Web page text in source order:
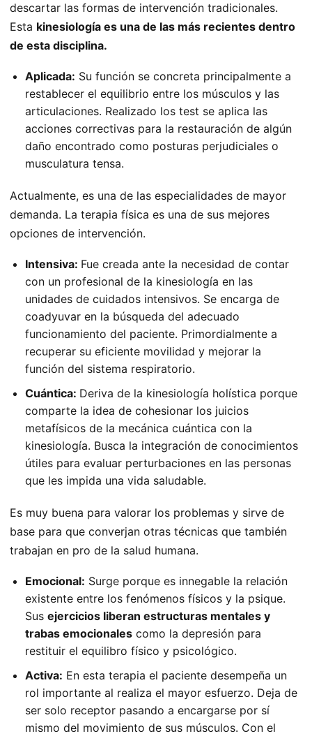
descartar las formas de intervención tradicionales.
Esta kinesiología es una de las más recientes dentro
de esta disciplina.
Aplicada: Su función se concreta principalmente a
restablecer el equilibrio entre los músculos y las
articulaciones. Realizado los test se aplica las
acciones correctivas para la restauración de algún
daño encontrado como posturas perjudiciales o
musculatura tensa.
Actualmente, es una de las especialidades de mayor
demanda. La terapia física es una de sus mejores
opciones de intervención.
Intensiva: Fue creada ante la necesidad de contar
con un profesional de la kinesiología en las
unidades de cuidados intensivos. Se encarga de
coadyuvar en la búsqueda del adecuado
funcionamiento del paciente. Primordialmente a
recuperar su eficiente movilidad y mejorar la
función del sistema respiratorio.
Cuántica: Deriva de la kinesiología holística porque
comparte la idea de cohesionar los juicios
metafísicos de la mecánica cuántica con la
kinesiología. Busca la integración de conocimientos
útiles para evaluar perturbaciones en las personas
que les impida una vida saludable.
Es muy buena para valorar los problemas y sirve de
base para que converjan otras técnicas que también
trabajan en pro de la salud humana.
Emocional: Surge porque es innegable la relación
existente entre los fenómenos físicos y la psique.
Sus ejercicios liberan estructuras mentales y
trabas emocionales como la depresión para
restituir el equilibro físico y psicológico.
Activa: En esta terapia el paciente desempeña un
rol importante al realiza el mayor esfuerzo. Deja de
ser solo receptor pasando a encargarse por sí
mismo del movimiento de sus músculos. Con el